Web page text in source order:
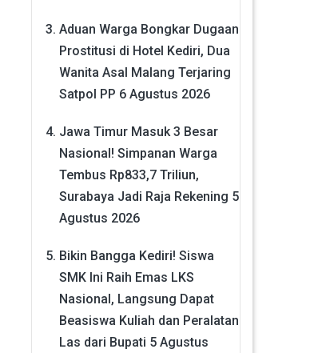
Aduan Warga Bongkar Dugaan
Prostitusi di Hotel Kediri, Dua
Wanita Asal Malang Terjaring
Satpol PP 6 Agustus 2026
Jawa Timur Masuk 3 Besar
Nasional! Simpanan Warga
Tembus Rp833,7 Triliun,
Surabaya Jadi Raja Rekening 5
Agustus 2026
Bikin Bangga Kediri! Siswa
SMK Ini Raih Emas LKS
Nasional, Langsung Dapat
Beasiswa Kuliah dan Peralatan
Las dari Bupati 5 Agustus